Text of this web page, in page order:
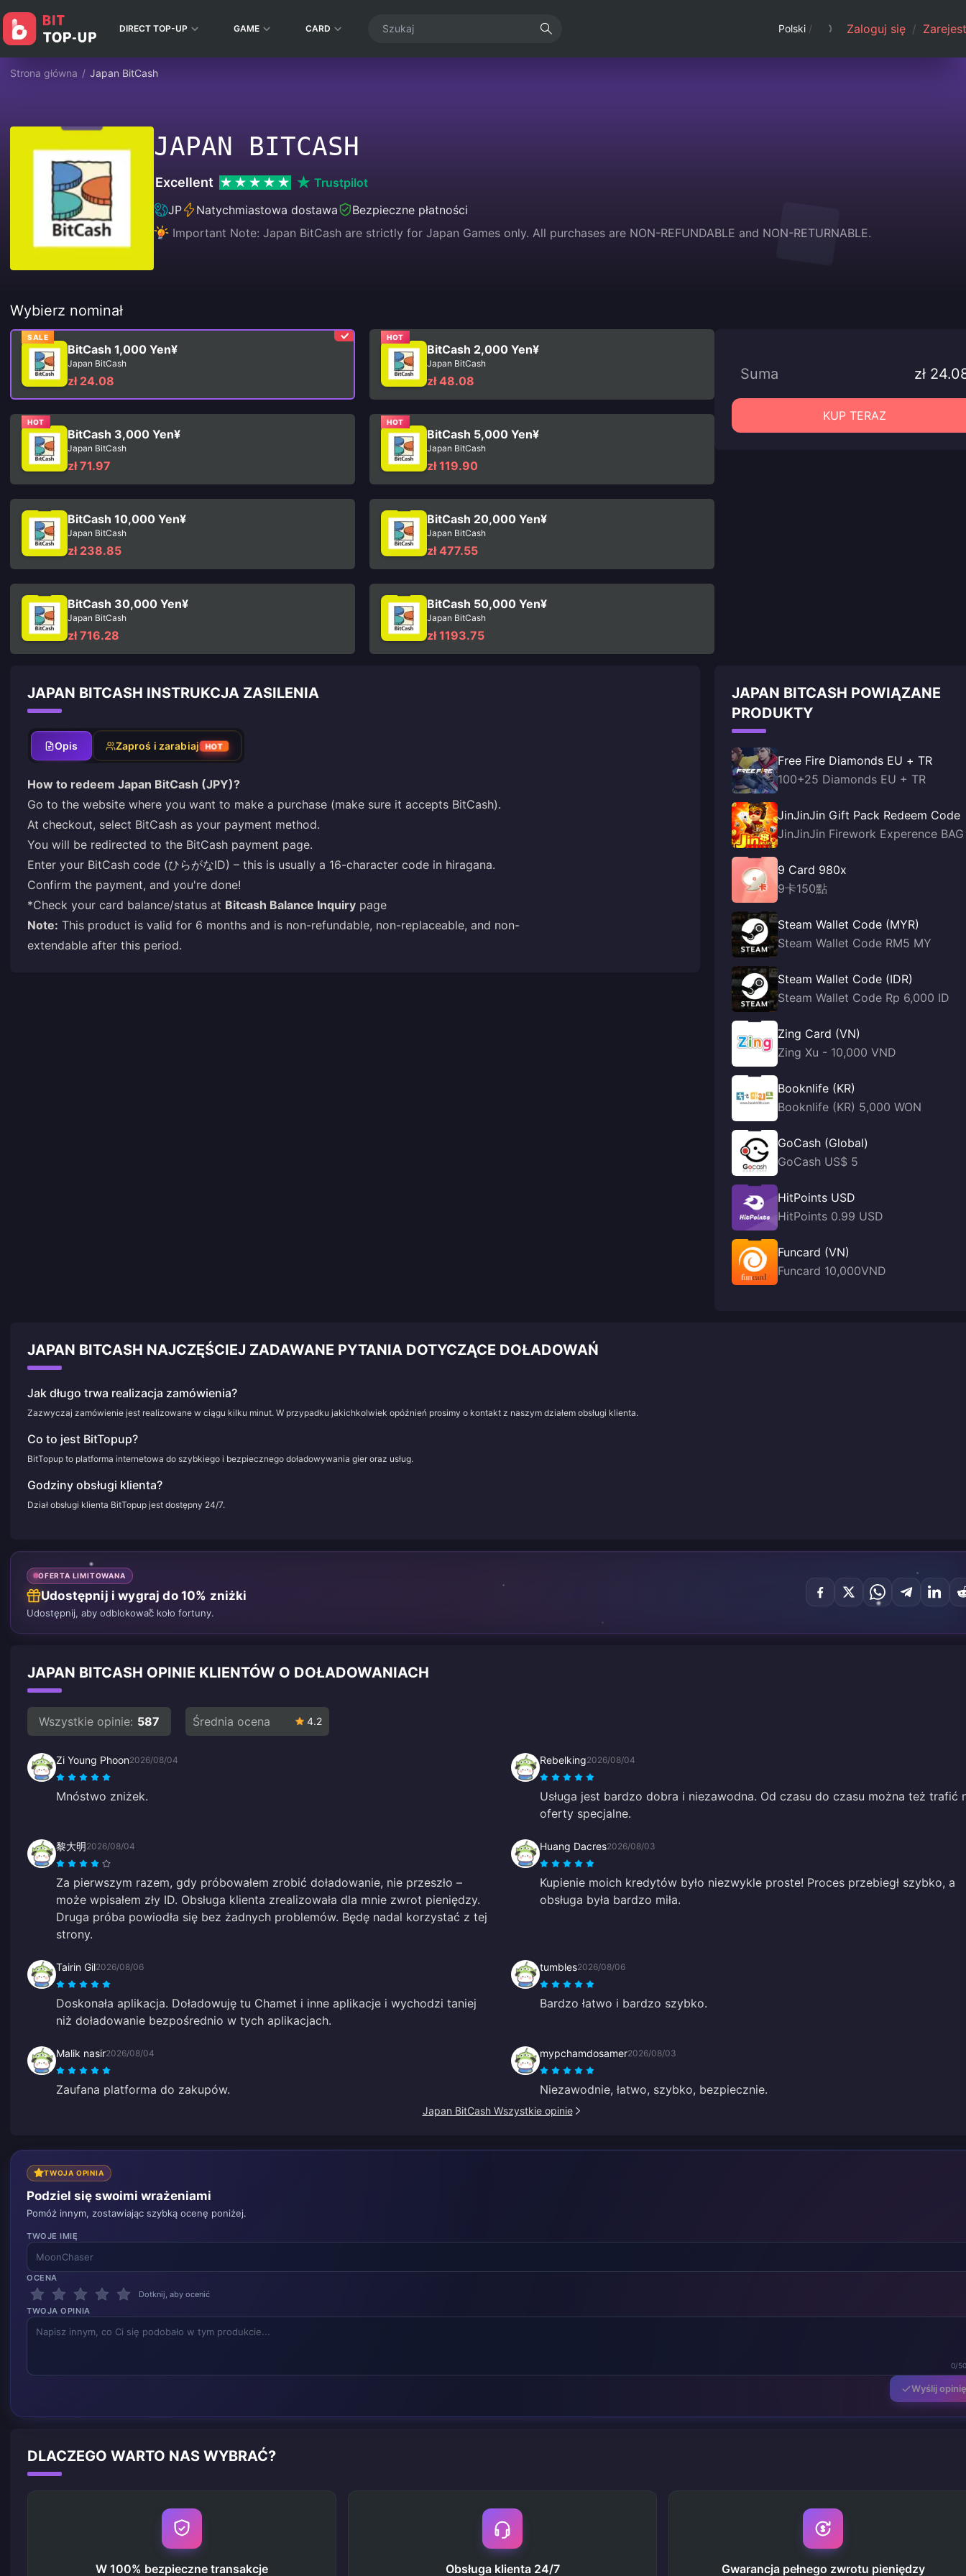
DIRECT TOP-UP GAME CARD Polski / Zaloguj się /
Strona główna / Japan BitCash
JAPAN BITCASH
Excellent
Trustpilot
JP
Natychmiastowa dostawa
Bezpieczne płatności
Important Note: Japan BitCash are strictly for Japan Games only. All purchases are NON-REFUNDABLE and NON-RETURNABLE.
Wybierz nominał
SALE
BitCash 1,000 Yen¥
Japan BitCash
zł 24.08
HOT
BitCash 2,000 Yen¥
Japan BitCash
zł 48.08
HOT
BitCash 3,000 Yen¥
Japan BitCash
zł 71.97
HOT
BitCash 5,000 Yen¥
Japan BitCash
zł 119.90
BitCash 10,000 Yen¥
Japan BitCash
zł 238.85
BitCash 20,000 Yen¥
Japan BitCash
zł 477.55
BitCash 30,000 Yen¥
Japan BitCash
zł 716.28
BitCash 50,000 Yen¥
Japan BitCash
zł 1193.75
Suma zł
KUP TERAZ
JAPAN BITCASH INSTRUKCJA ZASILENIA
Opis Zaproś i zarabiaj HOT
How to redeem Japan BitCash (JPY)?
Go to the website where you want to make a purchase (make sure it accepts BitCash).
At checkout, select BitCash as your payment method.
You will be redirected to the BitCash payment page.
Enter your BitCash code (ひらがなID) – this is usually a 16-character code in hiragana.
Confirm the payment, and you're done!
*Check your card balance/status at Bitcash Balance Inquiry page
Note: This product is valid for 6 months and is non-refundable, non-replaceable, and non-
extendable after this period.
JAPAN BITCASH POWIĄZANE
PRODUKTY
Free Fire Diamonds EU + TR
100+25 Diamonds EU + TR
JinJinJin Gift Pack Redeem Code
JinJinJin Firework Experence BAG
9 Card 980x
9卡150點
Steam Wallet Code (MYR)
Steam Wallet Code RM5 MY
Steam Wallet Code (IDR)
Steam Wallet Code Rp 6,000 ID
Zing Card (VN)
Zing Xu - 10,000 VND
Booknlife (KR)
Booknlife (KR) 5,000 WON
GoCash (Global)
GoCash US$ 5
HitPoints USD
HitPoints 0.99 USD
Funcard (VN)
Funcard 10,000VND
JAPAN BITCASH NAJCZĘŚCIEJ ZADAWANE PYTANIA DOTYCZĄCE DOŁADOWAŃ
Jak długo trwa realizacja zamówienia?
Zazwyczaj zamówienie jest realizowane w ciągu kilku minut. W przypadku jakichkolwiek opóźnień prosimy o kontakt z naszym działem obsługi klienta.
Co to jest BitTopup?
BitTopup to platforma internetowa do szybkiego i bezpiecznego doładowywania gier oraz usług.
Godziny obsługi klienta?
Dział obsługi klienta BitTopup jest dostępny 24/7.
OFERTA LIMITOWANA
Udostępnij i wygraj do 10% zniżki
Udostępnij, aby odblokować koło fortuny.
JAPAN BITCASH OPINIE KLIENTÓW O DOŁADOWANIACH
Wszystkie opinie: 587 Średnia ocena 4.2
Zi Young Phoon2026/08/04
Mnóstwo zniżek.
Rebelking2026/08/04
Usługa jest bardzo dobra i niezawodna. Od czasu do czasu można też trafić
oferty specjalne.
黎大明2026/08/04
Za pierwszym razem, gdy próbowałem zrobić doładowanie, nie przeszło –
może wpisałem zły ID. Obsługa klienta zrealizowała dla mnie zwrot pieniędzy.
Druga próba powiodła się bez żadnych problemów. Będę nadal korzystać z tej
strony.
Huang Dacres2026/08/03
Kupienie moich kredytów było niezwykle proste! Proces przebiegł szybko, a
obsługa była bardzo miła.
Tairin Gil2026/08/06
Doskonała aplikacja. Doładowuję tu Chamet i inne aplikacje i wychodzi taniej
niż doładowanie bezpośrednio w tych aplikacjach.
tumbles2026/08/06
Bardzo łatwo i bardzo szybko.
Malik nasir2026/08/04
Zaufana platforma do zakupów.
mypchamdosamer2026/08/03
Niezawodnie, łatwo, szybko, bezpiecznie.
Japan BitCash Wszystkie opinie
TWOJA OPINIA
Podziel się swoimi wrażeniami
Pomóż innym, zostawiając szybką ocenę poniżej.
TWOJE IMIĘ
OCENA
Dotknij, aby ocenić
TWOJA OPINIA
0/
Wyślij opinię
DLACZEGO WARTO NAS WYBRAĆ?
W 100% bezpieczne transakcje Obsługa klienta 24/7 Gwarancja pełnego zwrotu pieniędzy